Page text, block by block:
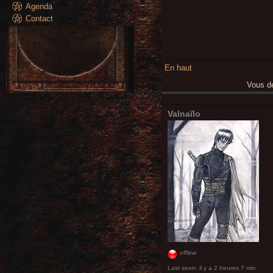
Agenda
Contact
En haut
Vous
Valnaïlo
offline
Last seen: il y a 2 heures 7 min